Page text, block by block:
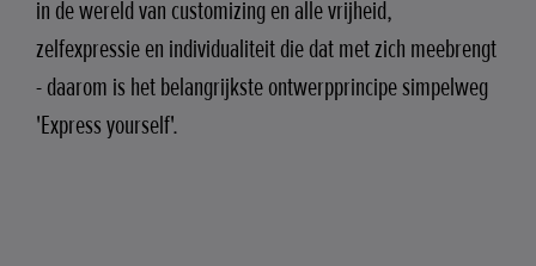
in de wereld van customizing en alle vrijheid,
zelfexpressie en individualiteit die dat met zich meebrengt
- daarom is het belangrijkste ontwerpprincipe simpelweg
'Express yourself'.